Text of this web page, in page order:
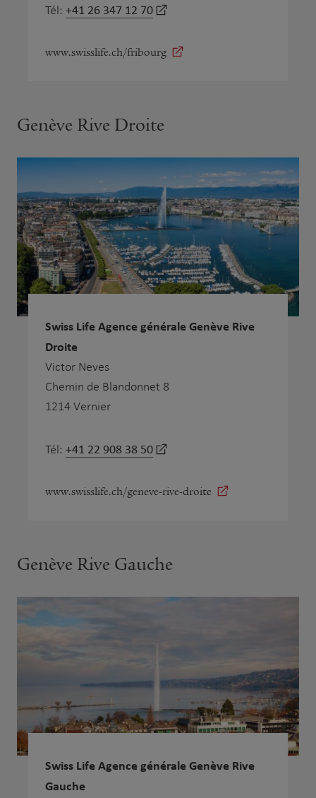
Tél: +41 26 347 12 70
www.swisslife.ch/fribourg
Genève Rive Droite
Swiss Life Agence générale Genève Rive
Droite
Victor Neves
Chemin de Blandonnet 8
1214 Vernier
Tél: +41 22 908 38 50
www.swisslife.ch/geneve-rive-droite
Genève Rive Gauche
Swiss Life Agence générale Genève Rive
Gauche